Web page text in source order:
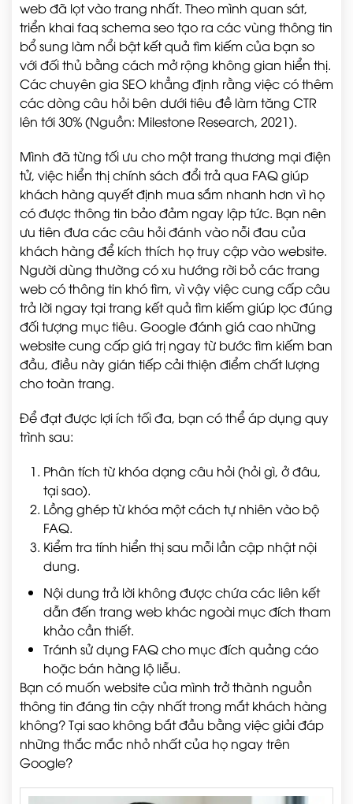
web đã lọt vào trang nhất. Theo mình quan sát,
triển khai faq schema seo tạo ra các vùng thông tin
bổ sung làm nổi bật kết quả tìm kiếm của bạn so
với đối thủ bằng cách mở rộng không gian hiển thị.
Các chuyên gia SEO khẳng định rằng việc có thêm
các dòng câu hỏi bên dưới tiêu đề làm tăng CTR
lên tới 30% (Nguồn: Milestone Research, 2021).
Mình đã từng tối ưu cho một trang thương mại điện
tử, việc hiển thị chính sách đổi trả qua FAQ giúp
khách hàng quyết định mua sắm nhanh hơn vì họ
có được thông tin bảo đảm ngay lập tức. Bạn nên
ưu tiên đưa các câu hỏi đánh vào nỗi đau của
khách hàng để kích thích họ truy cập vào website.
Người dùng thường có xu hướng rời bỏ các trang
web có thông tin khó tìm, vì vậy việc cung cấp câu
trả lời ngay tại trang kết quả tìm kiếm giúp lọc đúng
đối tượng mục tiêu. Google đánh giá cao những
website cung cấp giá trị ngay từ bước tìm kiếm ban
đầu, điều này gián tiếp cải thiện điểm chất lượng
cho toàn trang.
Để đạt được lợi ích tối đa, bạn có thể áp dụng quy
trình sau:
Phân tích từ khóa dạng câu hỏi (hỏi gì, ở đâu,
tại sao).
Lồng ghép từ khóa một cách tự nhiên vào bộ
FAQ.
Kiểm tra tính hiển thị sau mỗi lần cập nhật nội
dung.
Nội dung trả lời không được chứa các liên kết
dẫn đến trang web khác ngoài mục đích tham
khảo cần thiết.
Tránh sử dụng FAQ cho mục đích quảng cáo
hoặc bán hàng lộ liễu.
Bạn có muốn website của mình trở thành nguồn
thông tin đáng tin cậy nhất trong mắt khách hàng
không? Tại sao không bắt đầu bằng việc giải đáp
những thắc mắc nhỏ nhất của họ ngay trên
Google?